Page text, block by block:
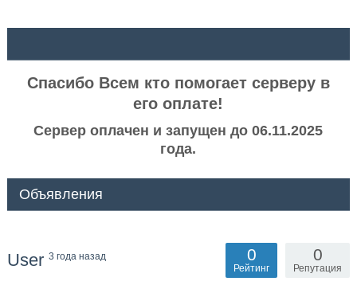
Спасибо Всем кто помогает серверу в
его оплате!
Сервер оплачен и запущен до 06.11.2025
года.
Объявления
User 3 года назад 0
Репутация
0
Рейтинг